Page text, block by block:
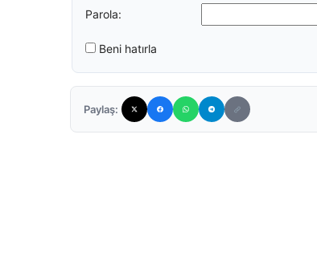
Parola:
Beni hatırla
Paylaş: